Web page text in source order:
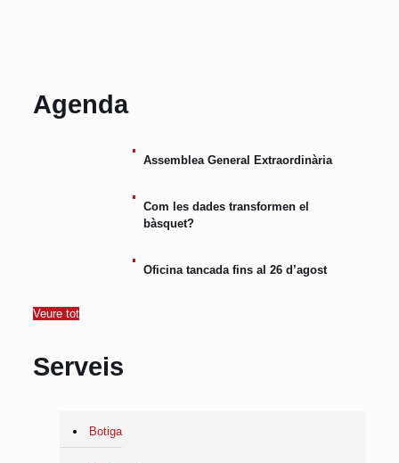
Agenda
Assemblea General Extraordinària
Com les dades transformen el
bàsquet?
Oficina tancada fins al 26 d’agost
Veure tot
Serveis
Botiga